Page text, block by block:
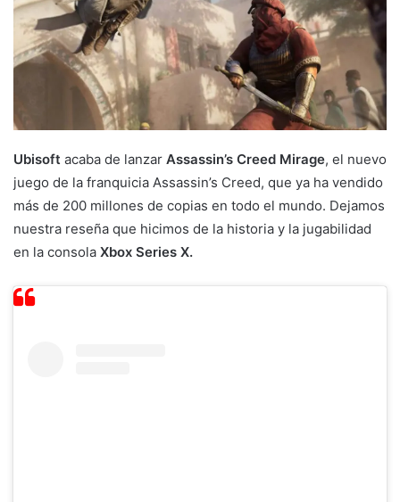
Ubisoft acaba de lanzar Assassin’s Creed Mirage, el nuevo
juego de la franquicia Assassin’s Creed, que ya ha vendido
más de 200 millones de copias en todo el mundo. Dejamos
nuestra reseña que hicimos de la historia y la jugabilidad
en la consola Xbox Series X.